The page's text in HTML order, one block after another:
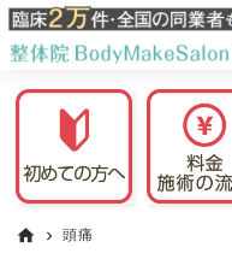
Skip
to
primary
navigation
Skip
to
main
content
Skip
to
primary
sidebar
佐
倉
市
の
整
な
ら
整
体
佐
倉
で
痛・
肩
こhome chevron_right 頭痛